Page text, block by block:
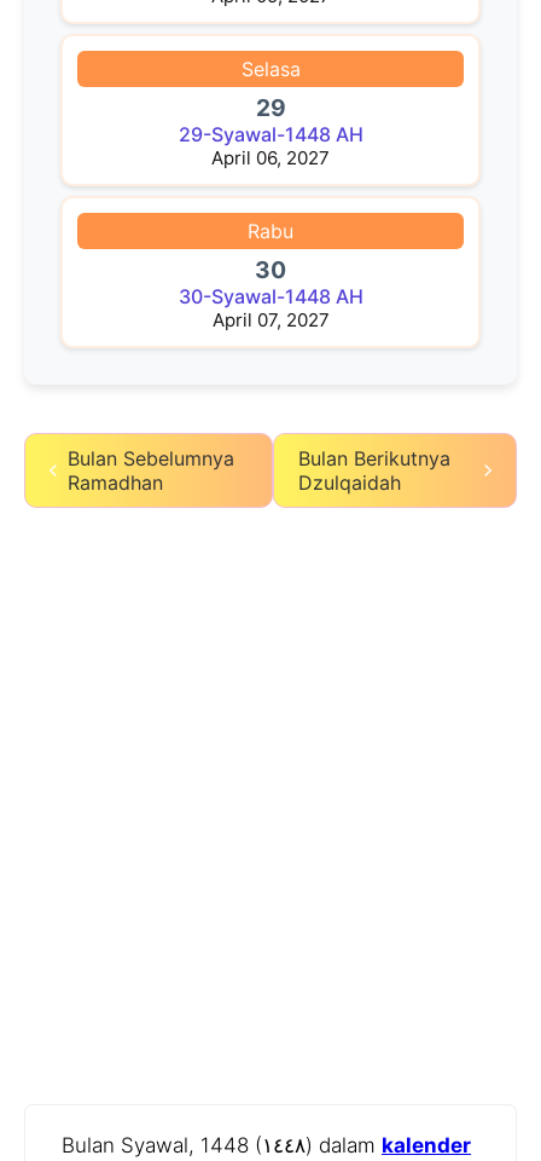
Selasa
29
29-Syawal-1448 AH
April 06, 2027
Rabu
30
30-Syawal-1448 AH
April 07, 2027
Bulan Sebelumnya
Ramadhan
Bulan Berikutnya
Dzulqaidah
Bulan Syawal, 1448 (١٤٤٨) dalam kalender